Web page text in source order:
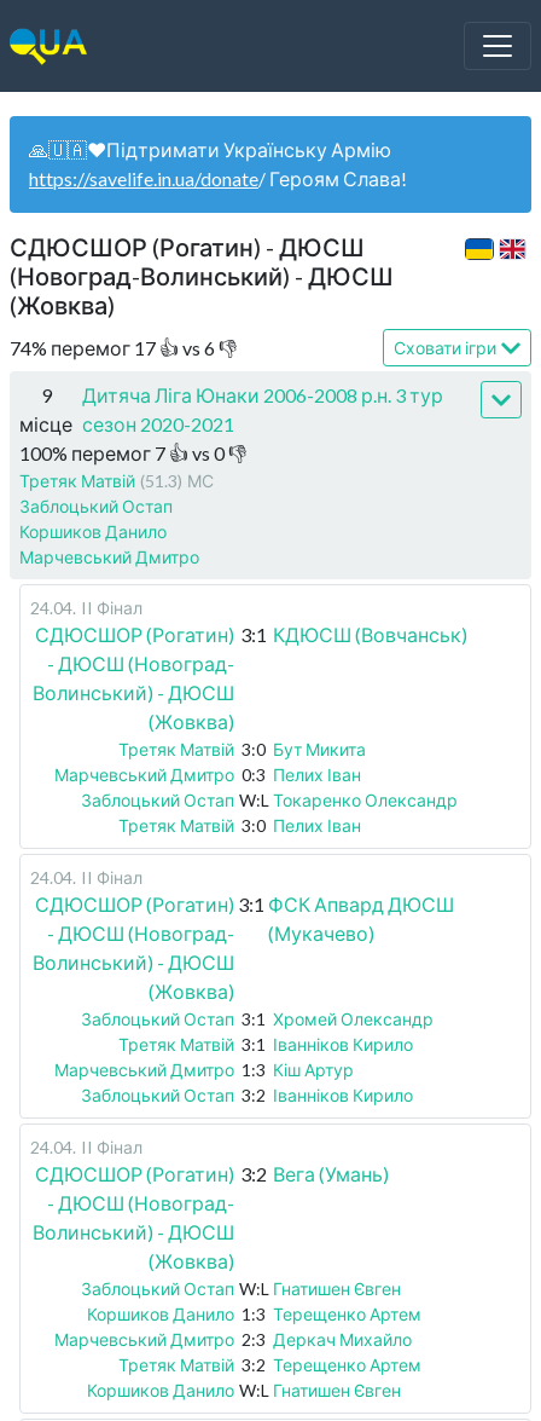
🙏🇺🇦❤️Підтримати Українську Армію
https://savelife.in.ua/donate/ Героям Слава!
СДЮСШОР (Рогатин) - ДЮСШ
(Новоград-Волинський) - ДЮСШ
(Жовква)
74% перемог 17 👍 vs 6👎 Сховати ігри
9
місце
Дитяча Ліга Юнаки 2006-2008 р.н. 3 тур
сезон 2020-2021
100% перемог 7 👍 vs 0👎
Третяк Матвій (51.3) МС
Заблоцький Остап
Коршиков Данило
Марчевський Дмитро
24.04. II Фінал
СДЮСШОР (Рогатин)
- ДЮСШ (Новоград-
Волинський) - ДЮСШ
(Жовква)
3:1 КДЮСШ (Вовчанськ)
Третяк Матвій 3:0 Бут Микита
Марчевський Дмитро 0:3 Пелих Іван
Заблоцький Остап W:L Токаренко Олександр
Третяк Матвій 3:0 Пелих Іван
24.04. II Фінал
СДЮСШОР (Рогатин)
- ДЮСШ (Новоград-
Волинський) - ДЮСШ
(Жовква)
3:1 ФСК Апвард ДЮСШ
(Мукачево)
Заблоцький Остап 3:1 Хромей Олександр
Третяк Матвій 3:1 Іванніков Кирило
Марчевський Дмитро 1:3 Кіш Артур
Заблоцький Остап 3:2 Іванніков Кирило
24.04. II Фінал
СДЮСШОР (Рогатин)
- ДЮСШ (Новоград-
Волинський) - ДЮСШ
(Жовква)
3:2 Вега (Умань)
Заблоцький Остап W:L Гнатишен Євген
Коршиков Данило 1:3 Терещенко Артем
Марчевський Дмитро 2:3 Деркач Михайло
Третяк Матвій 3:2 Терещенко Артем
Коршиков Данило W:L Гнатишен Євген